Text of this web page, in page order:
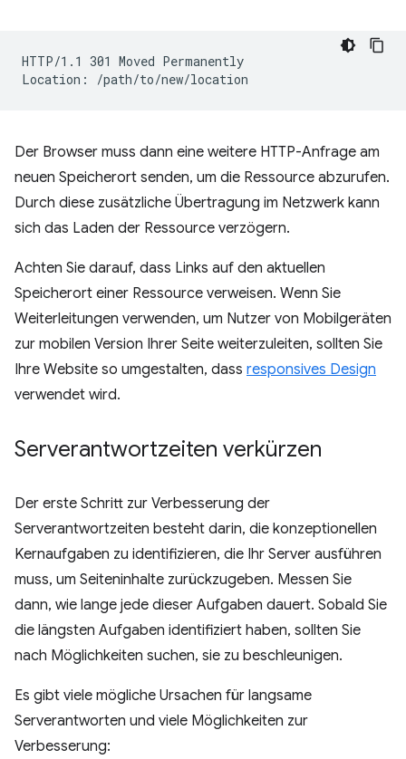
HTTP/1.1 301 Moved Permanently
Der Browser muss dann eine weitere HTTP-Anfrage am
neuen Speicherort senden, um die Ressource abzurufen.
Durch diese zusätzliche Übertragung im Netzwerk kann
sich das Laden der Ressource verzögern.
Achten Sie darauf, dass Links auf den aktuellen
Speicherort einer Ressource verweisen. Wenn Sie
Weiterleitungen verwenden, um Nutzer von Mobilgeräten
zur mobilen Version Ihrer Seite weiterzuleiten, sollten Sie
Ihre Website so umgestalten, dass responsives Design
verwendet wird.
Serverantwortzeiten verkürzen
Der erste Schritt zur Verbesserung der
Serverantwortzeiten besteht darin, die konzeptionellen
Kernaufgaben zu identifizieren, die Ihr Server ausführen
muss, um Seiteninhalte zurückzugeben. Messen Sie
dann, wie lange jede dieser Aufgaben dauert. Sobald Sie
die längsten Aufgaben identifiziert haben, sollten Sie
nach Möglichkeiten suchen, sie zu beschleunigen.
Es gibt viele mögliche Ursachen für langsame
Serverantworten und viele Möglichkeiten zur
Verbesserung: